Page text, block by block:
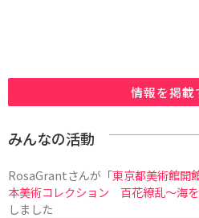
情報を掲載
みんなの活動
RosaGrantさんが「東京都美術館開
本美術コレクション 百花繚乱～海
しました